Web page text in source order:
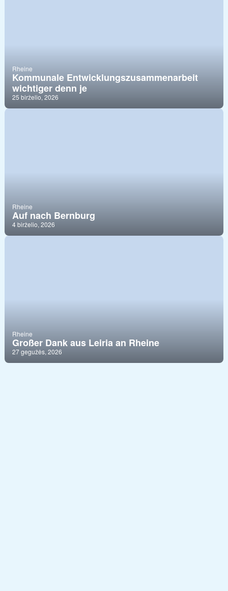
Rheine
Kommunale Entwicklungszusammenarbeit
wichtiger denn je
25 birželio, 2026
Rheine
Auf nach Bernburg
4 birželio, 2026
Rheine
Großer Dank aus Leiria an Rheine
27 gegužės, 2026